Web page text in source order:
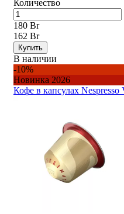
Количество
180 Br
162 Br
Купить
В наличии
-10%
Новинка 2026
Кофе в капсулах